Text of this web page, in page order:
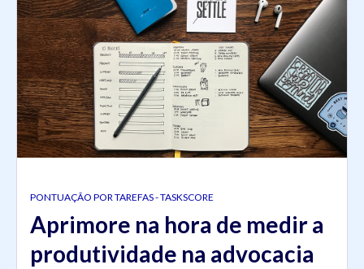
PONTUAÇÃO POR TAREFAS - TASKSCORE
Aprimore na hora de medir a
produtividade na advocacia